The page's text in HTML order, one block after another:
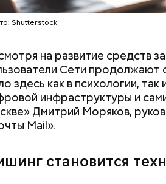
Shutterstock
на развитие средств
Сети продолжают
здесь как в психологии,
инфраструктуры и
Дмитрий Моряков,
Mail».
становится